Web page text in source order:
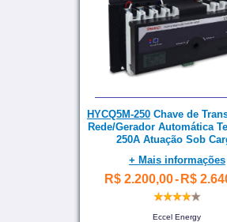
HYCQ5M-250Chave de
Rede/Gerador Automática
250A Atuação Sob
+ Mais informações
R$ 2.200,00- R$
Eccel Energy